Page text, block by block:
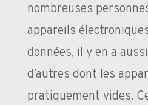
nombreuses
appareils
données, il y en a
d’autres dont les
pratiquement vides.